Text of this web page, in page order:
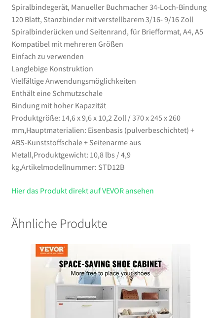
A4,
A5
Menge
Spiralbindegerät, Manueller Buchmacher 34-Loch-Bindung
120 Blatt, Stanzbinder mit verstellbarem 3/16- 9/16 Zoll
Spiralbinderücken und Seitenrand, für Briefformat, A4, A5
Kompatibel mit mehreren Größen
Einfach zu verwenden
Langlebige Konstruktion
Vielfältige Anwendungsmöglichkeiten
Enthält eine Schmutzschale
Bindung mit hoher Kapazität
Produktgröße: 14,6 x 9,6 x 10,2 Zoll / 370 x 245 x 260
mm,Hauptmaterialien: Eisenbasis (pulverbeschichtet) +
ABS-Kunststoffschale + Seitenarme aus
Metall,Produktgewicht: 10,8 lbs / 4,9
kg,Artikelmodellnummer: STD12B
Hier das Produkt direkt auf VEVOR ansehen
Ähnliche Produkte